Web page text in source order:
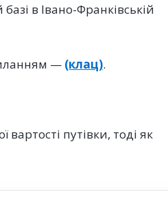
в Івано-Франківській
— (клац).
путівки, тоді як